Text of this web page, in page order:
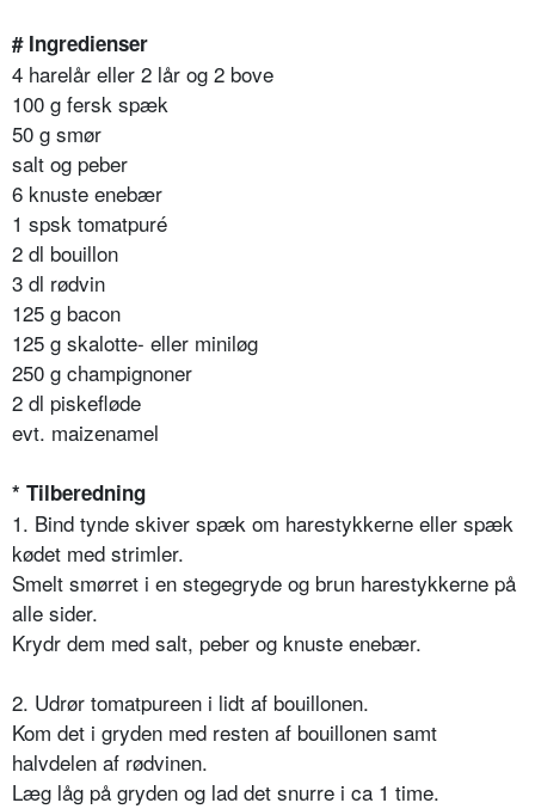
# Ingredienser
4 harelår eller 2 lår og 2 bove
100 g fersk spæk
50 g smør
salt og peber
6 knuste enebær
1 spsk tomatpuré
2 dl bouillon
3 dl rødvin
125 g bacon
125 g skalotte- eller miniløg
250 g champignoner
2 dl piskefløde
evt. maizenamel
* Tilberedning
1. Bind tynde skiver spæk om harestykkerne eller spæk
kødet med strimler.
Smelt smørret i en stegegryde og brun harestykkerne på
alle sider.
Krydr dem med salt, peber og knuste enebær.
2. Udrør tomatpureen i lidt af bouillonen.
Kom det i gryden med resten af bouillonen samt
halvdelen af rødvinen.
Læg låg på gryden og lad det snurre i ca 1 time.